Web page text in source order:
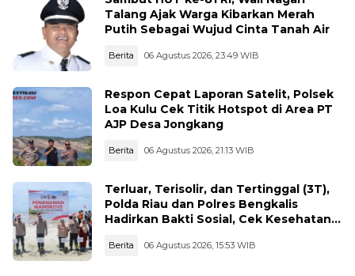
Talang Ajak Warga Kibarkan Merah
Putih Sebagai Wujud Cinta Tanah Air
Berita 06 Agustus 2026, 23:49 WIB
Respon Cepat Laporan Satelit, Polsek
Loa Kulu Cek Titik Hotspot di Area PT
AJP Desa Jongkang
Berita 06 Agustus 2026, 21:13 WIB
Terluar, Terisolir, dan Tertinggal (3T),
Polda Riau dan Polres Bengkalis
Hadirkan Bakti Sosial, Cek Kesehatan
Rupat
Berita 06 Agustus 2026, 15:53 WIB